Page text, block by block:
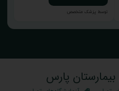
توسط پزشک متخصص
پارس